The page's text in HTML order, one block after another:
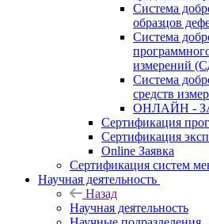
Система
образцов
Система
измерений
Система
средств
ОНЛАЙН -
Сертификация
Сертификация
Online Заявка
Сертификация систем
Научная деятельность
Назад
Научная деятельность